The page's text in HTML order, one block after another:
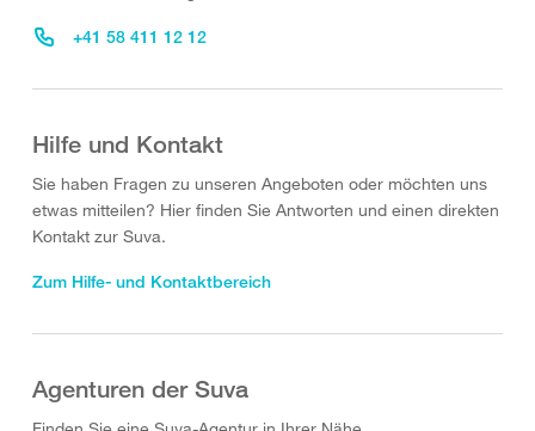
+41 58 411 12 12
Hilfe und Kontakt
Sie haben Fragen zu unseren Angeboten oder möchten uns
etwas mitteilen? Hier finden Sie Antworten und einen direkten
Kontakt zur Suva.
Zum Hilfe- und Kontaktbereich
Agenturen der Suva